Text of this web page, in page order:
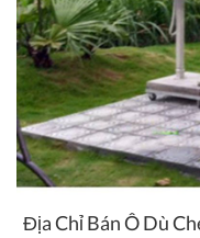
Địa Chỉ Bán Ô Dù